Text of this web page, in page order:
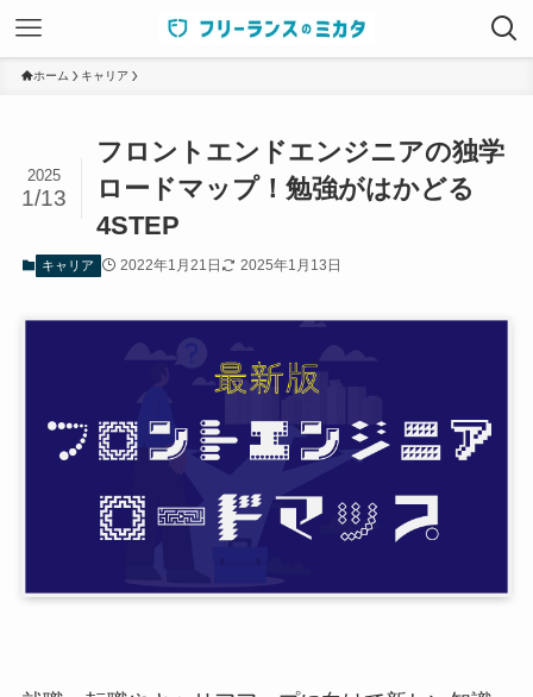
ホーム キャリア
フロントエンドエンジニアの独学
ロードマップ！勉強がはかどる
4STEP
2025
1/13
キャリア 2022年1月21日 2025年1月13日